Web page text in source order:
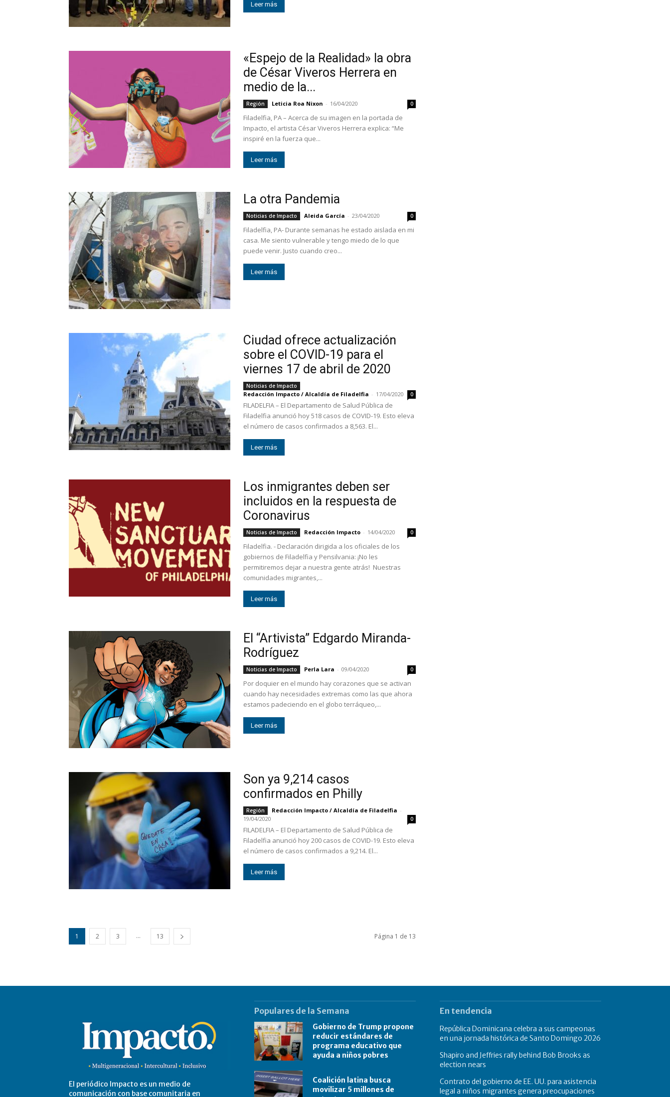
Leer más
«Espejo de la Realidad» la obra
de César Viveros Herrera en
medio de la...
Región Leticia Roa Nixon - 16/04/2020 0
Filadelfia, PA – Acerca de su imagen en la portada de
Impacto, el artista César Viveros Herrera explica: “Me
inspiré en la fuerza que...
Leer más
La otra Pandemia
Noticias de Impacto Aleida García - 23/04/2020 0
Filadelfia, PA- Durante semanas he estado aislada en mi
casa. Me siento vulnerable y tengo miedo de lo que
puede venir. Justo cuando creo...
Leer más
Ciudad ofrece actualización
sobre el COVID-19 para el
viernes 17 de abril de 2020
Noticias de Impacto
Redacción Impacto / Alcaldía de Filadelfia - 17/04/2020 0
FILADELFIA – El Departamento de Salud Pública de
Filadelfia anunció hoy 518 casos de COVID-19. Esto eleva
el número de casos confirmados a 8,563. El...
Leer más
Los inmigrantes deben ser
incluidos en la respuesta de
Coronavirus
Noticias de Impacto Redacción Impacto - 14/04/2020 0
Filadelfia. - Declaración dirigida a los oficiales de los
gobiernos de Filadelfia y Pensilvania: ¡No les
permitiremos dejar a nuestra gente atrás! Nuestras
comunidades migrantes,...
Leer más
El “Artivista” Edgardo Miranda-
Rodríguez
Noticias de Impacto Perla Lara - 09/04/2020 0
Por doquier en el mundo hay corazones que se activan
cuando hay necesidades extremas como las que ahora
estamos padeciendo en el globo terráqueo,...
Leer más
Son ya 9,214 casos
confirmados en Philly
Región Redacción Impacto / Alcaldía de Filadelfia -
19/04/2020
0
FILADELFIA – El Departamento de Salud Pública de
Filadelfia anunció hoy 200 casos de COVID-19. Esto eleva
el número de casos confirmados a 9,214. El...
Leer más
1 2 3 ... 13 Página 1 de 13
El periódico Impacto es un medio de
comunicación con base comunitaria en
Populares de la Semana
Gobierno de Trump propone
reducir estándares de
programa educativo que
ayuda a niños pobres
Coalición latina busca
movilizar 5 millones de
En tendencia
República Dominicana celebra a sus campeonas
en una jornada histórica de Santo Domingo 2026
Shapiro and Jeffries rally behind Bob Brooks as
election nears
Contrato del gobierno de EE. UU. para asistencia
legal a niños migrantes genera preocupaciones